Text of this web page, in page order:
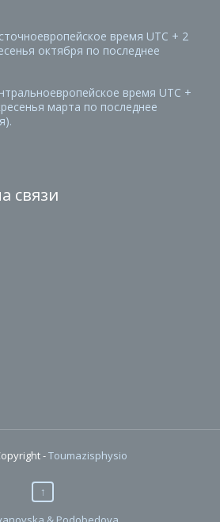
время UTC + 2
октября по последнее
время UTC +
марта по последнее
связи
-Toumazisphysio
↑